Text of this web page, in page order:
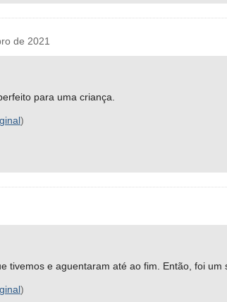
de 2021
para uma criança.
)
tivemos e aguentaram até ao fim. Então, foi um
)